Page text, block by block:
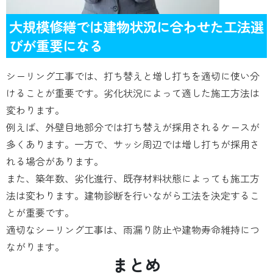
大規模修繕では建物状況に合わせた工法選
びが重要になる
シーリング工事では、打ち替えと増し打ちを適切に使い分
けることが重要です。劣化状況によって適した施工方法は
変わります。
例えば、外壁目地部分では打ち替えが採用されるケースが
多くあります。一方で、サッシ周辺では増し打ちが採用さ
れる場合があります。
また、築年数、劣化進行、既存材料状態によっても施工方
法は変わります。建物診断を行いながら工法を決定するこ
とが重要です。
適切なシーリング工事は、雨漏り防止や建物寿命維持につ
ながります。
まとめ